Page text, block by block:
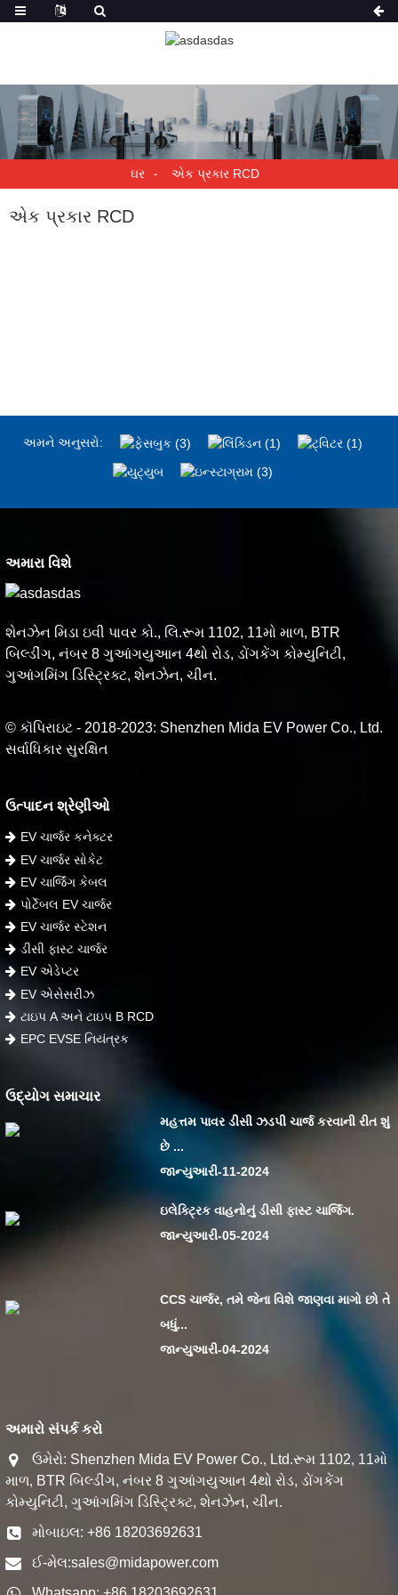
ઘર એક પ્રકાર RCD
એક પ્રકાર RCD
અમને અનુસરો:
અમારા વિશે
શેનઝેન મિડા ઇવી પાવર કો., લિ.રૂમ 1102, 11મો માળ, BTR
બિલ્ડીંગ, નંબર 8 ગુઆંગયુઆન 4થો રોડ, ડોંગકેંગ કોમ્યુનિટી,
ગુઆંગમિંગ ડિસ્ટ્રિક્ટ, શેનઝેન, ચીન.
© કૉપિરાઇટ - 2018-2023: Shenzhen Mida EV Power Co., Ltd.
સર્વાધિકાર સુરક્ષિત
ઉત્પાદન શ્રેણીઓ
EV ચાર્જર કનેક્ટર
EV ચાર્જર સોકેટ
EV ચાર્જિંગ કેબલ
પોર્ટેબલ EV ચાર્જર
EV ચાર્જર સ્ટેશન
ડીસી ફાસ્ટ ચાર્જર
EV એડેપ્ટર
EV એસેસરીઝ
ટાઇપ A અને ટાઇપ B RCD
EPC EVSE નિયંત્રક
ઉદ્યોગ સમાચાર
મહત્તમ પાવર ડીસી ઝડપી ચાર્જ કરવાની રીત શું
છે ...
જાન્યુઆરી-11-2024
ઇલેક્ટ્રિક વાહનોનું ડીસી ફાસ્ટ ચાર્જિંગ.
જાન્યુઆરી-05-2024
CCS ચાર્જર, તમે જેના વિશે જાણવા માગો છો તે
બધું...
જાન્યુઆરી-04-2024
અમારો સંપર્ક કરો
ઉમેરો: Shenzhen Mida EV Power Co., Ltd.રૂમ 1102, 11મો
માળ, BTR બિલ્ડીંગ, નંબર 8 ગુઆંગયુઆન 4થો રોડ, ડોંગકેંગ
કોમ્યુનિટી, ગુઆંગમિંગ ડિસ્ટ્રિક્ટ, શેનઝેન, ચીન.
મોબાઇલ: +86 18203692631
ઈ-મેલ:sales@midapower.com